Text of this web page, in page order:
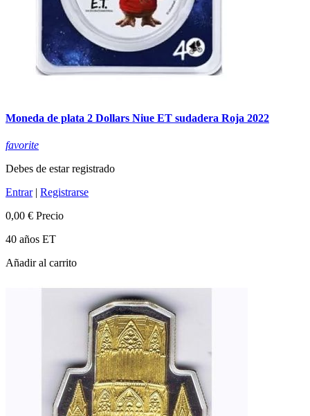
Moneda de plata 2 Dollars Niue ET sudadera Roja 2022
favorite
Debes de estar registrado
Entrar| Registrarse
0,00 € Precio
40 años ET
Añadir al carrito